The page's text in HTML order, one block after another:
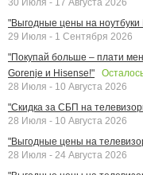
"Выгодные цены на ноутбуки
29 Июля - 1 Сентября 2026
"Покупай больше – плати
Gorenje и Hisense!"
28 Июля - 10 Августа 2026
"Скидка за СБП на
28 Июля - 10 Августа 2026
"Выгодные цены на
28 Июля - 24 Августа 2026